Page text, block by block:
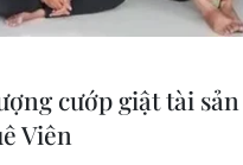
nước Cần Thơ
cướp giật tài
Viên